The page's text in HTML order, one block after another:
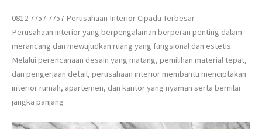
0812 7757 7757 Perusahaan Interior Cipadu Terbesar
Perusahaan interior yang berpengalaman berperan penting dalam
merancang dan mewujudkan ruang yang fungsional dan estetis.
Melalui perencanaan desain yang matang, pemilihan material tepat,
dan pengerjaan detail, perusahaan interior membantu menciptakan
interior rumah, apartemen, dan kantor yang nyaman serta bernilai
jangka panjang